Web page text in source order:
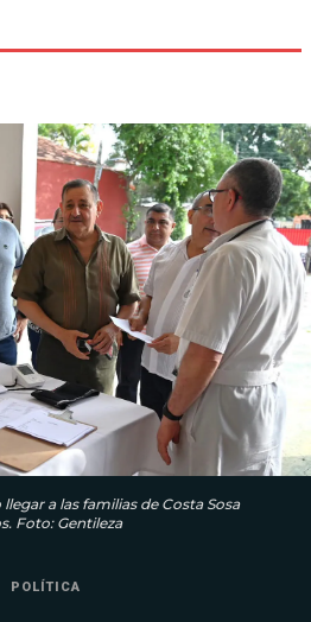
a las familias de Costa Sosa
Foto: Gentileza
POLÍTICA